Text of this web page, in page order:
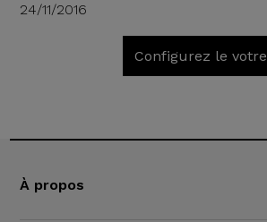
24/11/2016
Configurez le votre
À propos